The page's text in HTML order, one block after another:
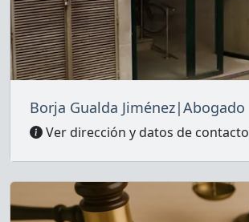
Borja Gualda Jiménez|Abogado
Ver dirección y datos de contacto